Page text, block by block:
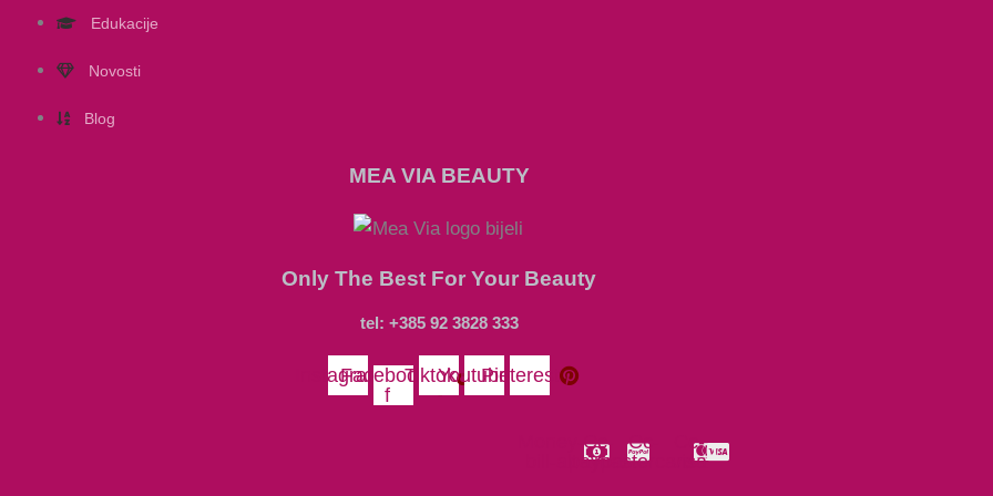
Edukacije
Novosti
Blog
MEA VIA BEAUTY
Only The Best For Your Beauty
tel: +385 92 3828 333
Instagram
Facebook-
f
TiktokYoutubePinterest
Cc-
paypal
Cc-
mastercard
Cc-
visa